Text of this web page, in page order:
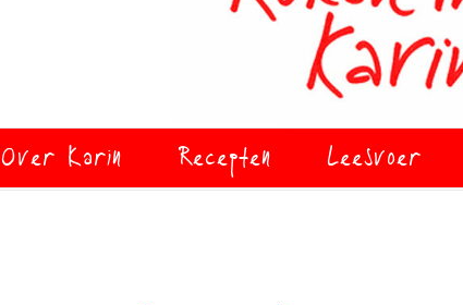
Over Karin Recepten Leesvoer